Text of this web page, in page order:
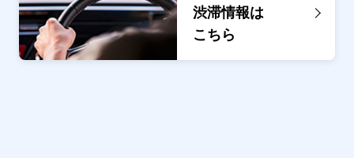
渋滞情報は
こちら